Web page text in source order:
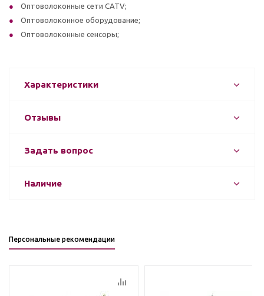
Оптоволоконные сети CATV;
Оптоволоконное оборудование;
Оптоволоконные сенсоры;
Характеристики
Отзывы
Задать вопрос
Наличие
Персональные рекомендации